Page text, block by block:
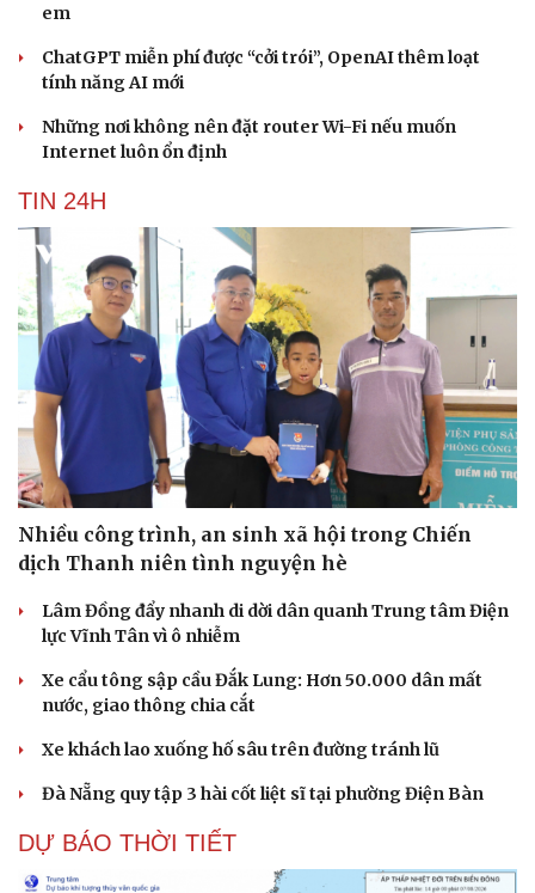
em
ChatGPT miễn phí được “cởi trói”, OpenAI thêm loạt
tính năng AI mới
Những nơi không nên đặt router Wi-Fi nếu muốn
Internet luôn ổn định
TIN 24H
Nhiều công trình, an sinh xã hội trong Chiến
dịch Thanh niên tình nguyện hè
Lâm Đồng đẩy nhanh di dời dân quanh Trung tâm Điện
lực Vĩnh Tân vì ô nhiễm
Xe cẩu tông sập cầu Đắk Lung: Hơn 50.000 dân mất
nước, giao thông chia cắt
Xe khách lao xuống hố sâu trên đường tránh lũ
Đà Nẵng quy tập 3 hài cốt liệt sĩ tại phường Điện Bàn
DỰ BÁO THỜI TIẾT